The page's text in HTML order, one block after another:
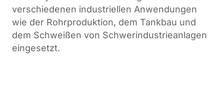
verschiedenen industriellen Anwendungen
wie der Rohrproduktion, dem Tankbau und
dem Schweißen von Schwerindustrieanlagen
eingesetzt.